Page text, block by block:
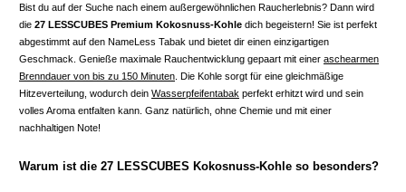
Bist du auf der Suche nach einem außergewöhnlichen Raucherlebnis? Dann wird
die 27 LESSCUBES Premium Kokosnuss-Kohle dich begeistern! Sie ist perfekt
abgestimmt auf den NameLess Tabak und bietet dir einen einzigartigen
Geschmack. Genieße maximale Rauchentwicklung gepaart mit einer aschearmen
Brenndauer von bis zu 150 Minuten . Die Kohle sorgt für eine gleichmäßige
Hitzeverteilung, wodurch dein Wasserpfeifentabak perfekt erhitzt wird und sein
volles Aroma entfalten kann. Ganz natürlich, ohne Chemie und mit einer
nachhaltigen Note!
Warum ist die 27 LESSCUBES Kokosnuss-Kohle so besonders?